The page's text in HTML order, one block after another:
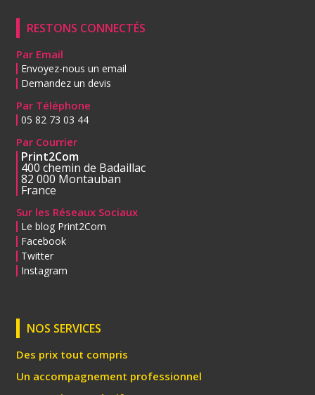
RESTONS CONNECTÉS
Par Email
Envoyez-nous un email
Demandez un devis
Par Téléphone
05 82 73 03 44
Par Courrier
Print2Com
400 chemin de Badaillac
82 000 Montauban
France
Sur les Réseaux Sociaux
Le blog Print2Com
Facebook
Twitter
Instagram
NOS SERVICES
Des prix tout compris
Un accompagnement professionnel